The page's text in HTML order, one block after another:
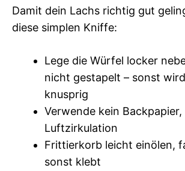
Damit dein Lachs richtig gut
diese simplen Kniffe:
Lege die Würfel locker
nicht gestapelt – sonst
knusprig
Verwende kein
Luftzirkulation
Frittierkorb leicht einölen,
sonst klebt